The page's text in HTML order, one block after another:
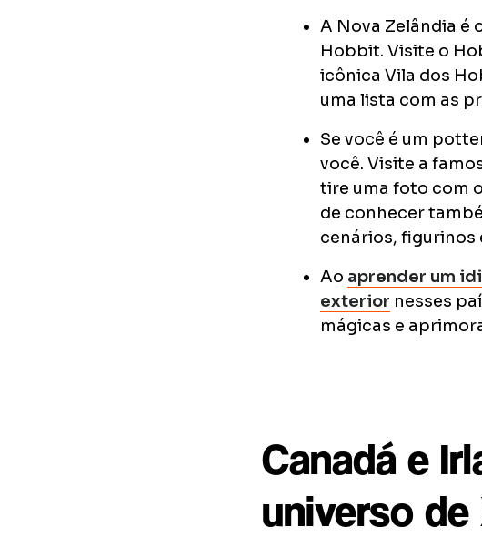
A Nova Zelândia é
Hobbit. Visite o
icônica Vila dos
uma lista com as
Se você é um
você. Visite a
tire uma foto com
de conhecer
cenários, figurinos
Ao aprender um
exterior nesses
mágicas e
Canadá e
universo de